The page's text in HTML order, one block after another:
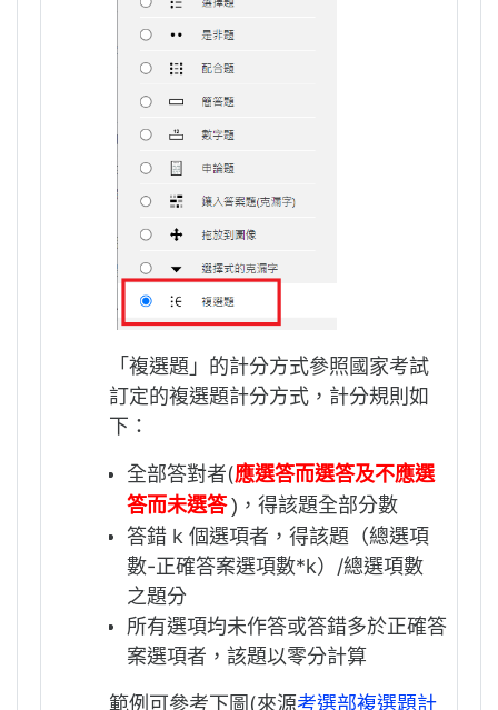
「複選題」的計分方式參照國家考試
訂定的複選題計分方式，計分規則如
下：
全部答對者(應選答而選答及不應選
答而未選答 ) ，得該題全部分數
答錯 k 個選項者，得該題（總選項
數-正確答案選項數*k）/總選項數
之題分
所有選項均未作答或答錯多於正確答
案選項者，該題以零分計算
範例可參考下圖(來源考選部複選題計